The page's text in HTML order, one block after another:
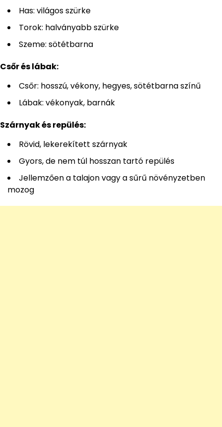
Has: világos szürke
Torok: halványabb szürke
Szeme: sötétbarna
Csőr és lábak:
Csőr: hosszú, vékony, hegyes, sötétbarna színű
Lábak: vékonyak, barnák
Szárnyak és repülés:
Rövid, lekerekített szárnyak
Gyors, de nem túl hosszan tartó repülés
Jellemzően a talajon vagy a sűrű növényzetben
mozog